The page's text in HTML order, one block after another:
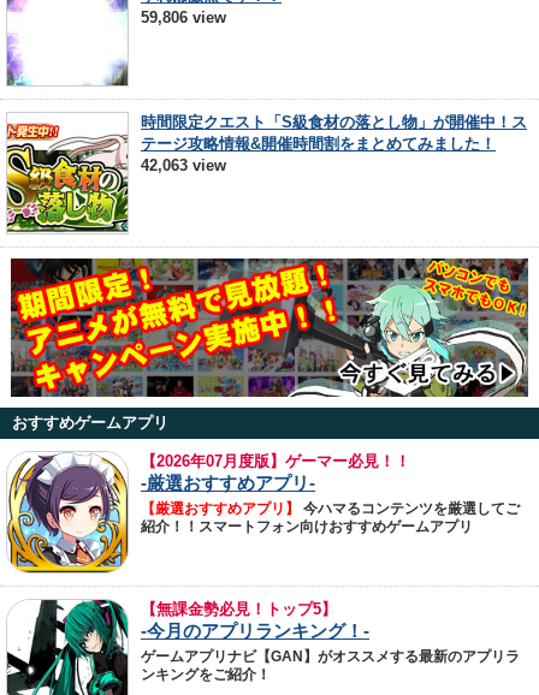
59,806 view
時間限定クエスト「S級食材の落とし物」が開催中！ス
テージ攻略情報&開催時間割をまとめてみました！
42,063 view
おすすめゲームアプリ
【2026年07月度版】ゲーマー必見！！
-厳選おすすめアプリ-
【厳選おすすめアプリ】
今ハマるコンテンツを厳選してご
紹介！！スマートフォン向けおすすめゲームアプリ
【無課金勢必見！トップ5】
-今月のアプリランキング！-
ゲームアプリナビ【GAN】がオススメする最新のアプリラ
ンキングをご紹介！